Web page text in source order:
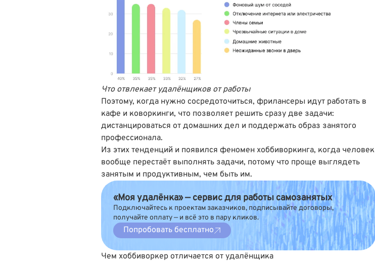
Что отвлекает удалёнщиков от работы
Поэтому, когда нужно сосредоточиться, фрилансеры идут работать в
кафе и коворкинги, что позволяет решить сразу две задачи:
дистанцироваться от домашних дел и поддержать образ занятого
профессионала.
Из этих тенденций и появился феномен хоббиворкинга, когда человек
вообще перестаёт выполнять задачи, потому что проще выглядеть
занятым и продуктивным, чем быть им.
«Моя удалёнка» — сервис для работы самозанятых
Подключайтесь к проектам заказчиков, подписывайте договоры,
получайте оплату — и всё это в пару кликов.
Попробовать бесплатно
Чем хоббиворкер отличается от удалёнщика